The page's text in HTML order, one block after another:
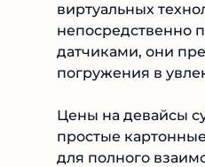
виртуальных
непосредственно
датчиками, они
погружения в
Цены на девайсы
простые
для полного